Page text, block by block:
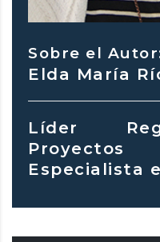
Sobre el
Elda María
Líder
Proyectos
Especialista